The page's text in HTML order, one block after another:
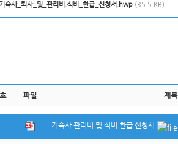
기숙사_퇴사_및_관리비.식비_환급_신청서.hwp (35.5 KB)
파일 제목
기숙사 관리비 및 식비 환급 신청서